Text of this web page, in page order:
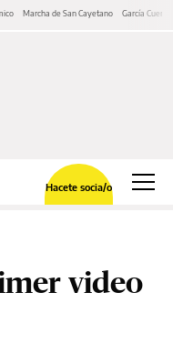
Marcha de San Cayetano García Cuerva
Hacete socia/o
video